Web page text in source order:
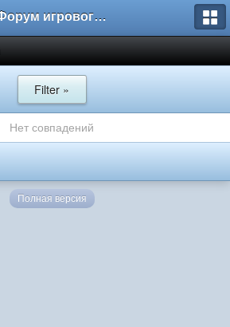
Форум игрового проекта Riverrise
Filter »
Нет совпадений
Полная версия